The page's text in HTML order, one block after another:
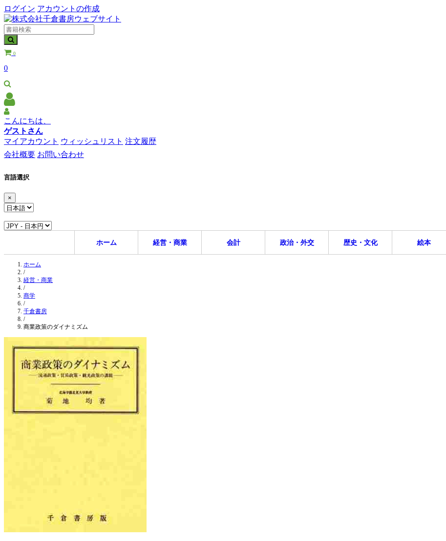
ログイン アカウントの作成
0
0
こんにちは、
ゲストさん
マイアカウント ウィッシュリスト 注文履歴
会社概要 お問い合わせ
言語選択
×
ホーム 経営・商業 会計 政治・外交 歴史・文化 絵本
ホーム
/
経営・商業
/
商学
/
千倉書房
/
商業政策のダイナミズム